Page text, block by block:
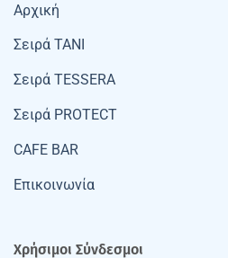
Αρχική
Σειρά TANI
Σειρά TESSERA
Σειρά PROTECT
CAFE BAR
Επικοινωνία
Χρήσιμοι Σύνδεσμοι